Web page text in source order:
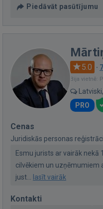
Piedāvāt pasūtījumu
5.0 ·
Bija vietnē:
PRO
Cenas
Juridiskās personas
Esmu jurists ar vairāk nekā
cilvēkiem un uzņēmumiem
just... lasīt vairāk
Kontakti